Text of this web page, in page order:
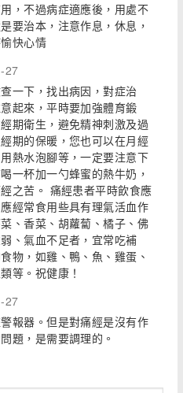
，不過病症適應後，用處不
要治本，注意作息，休息，
快心情
27
一下，找出病因，對症治
起來，平時要加強體育鍛
期衛生，避免精神刺激及過
期的保暖，您也可以在月經
熱水泡腳等，一定要注意下
一杯加一勺蜂蜜的熱牛奶，
之苦。 痛經患者平時飲食應
經常食用些具有理氣活血作
、香菜、胡蘿蔔、橘子、佛
、氣血不足者，宜常吃補
物，如雞、鴨、魚、雞蛋、
等。祝健康！
27
報器。但是對痛經是沒有作
題，是需要調理的。